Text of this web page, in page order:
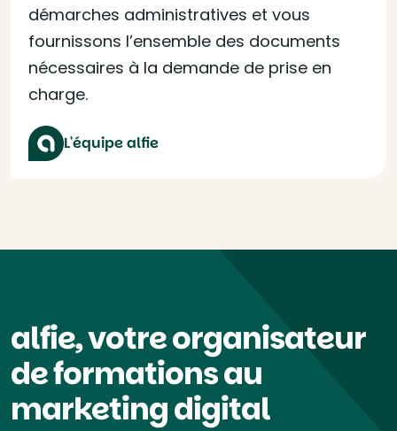
démarches administratives et vous
fournissons l’ensemble des documents
nécessaires à la demande de prise en
charge.
L'équipe alfie
alfie, votre organisateur
de formations au
marketing digital